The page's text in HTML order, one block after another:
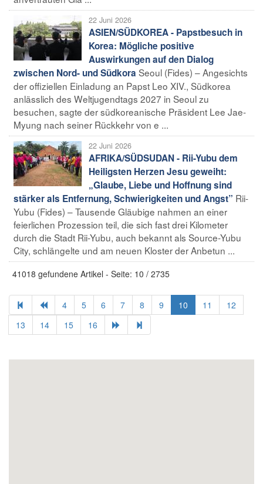
22 Juni 2026
ASIEN/SÜDKOREA - Papstbesuch in
Korea: Mögliche positive
Auswirkungen auf den Dialog
zwischen Nord- und Südkora Seoul (Fides) – Angesichts
der offiziellen Einladung an Papst Leo XIV., Südkorea
anlässlich des Weltjugendtags 2027 in Seoul zu
besuchen, sagte der südkoreanische Präsident Lee Jae-
Myung nach seiner Rückkehr von e ...
22 Juni 2026
AFRIKA/SÜDSUDAN - Rii-Yubu dem
Heiligsten Herzen Jesu geweiht:
„Glaube, Liebe und Hoffnung sind
stärker als Entfernung, Schwierigkeiten und Angst” Rii-
Yubu (Fides) – Tausende Gläubige nahmen an einer
feierlichen Prozession teil, die sich fast drei Kilometer
durch die Stadt Rii-Yubu, auch bekannt als Source-Yubu
City, schlängelte und am neuen Kloster der Anbetun ...
41018 gefundene Artikel - Seite: 10 / 2735
4 5 6 7 8 9 10 11
12
13
14 15 16